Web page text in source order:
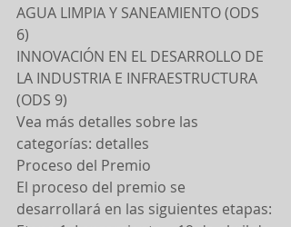
AGUA LIMPIA Y SANEAMIENTO (ODS
6)
INNOVACIÓN EN EL DESARROLLO DE
LA INDUSTRIA E INFRAESTRUCTURA
(ODS 9)
Vea más detalles sobre las
categorías: detalles
Proceso del Premio
El proceso del premio se
desarrollará en las siguientes etapas: